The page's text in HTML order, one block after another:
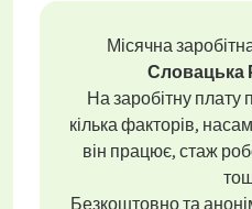
Місячна
Словацька
На заробітну плату
кілька факторів,
він працює, стаж
Безкоштовно та